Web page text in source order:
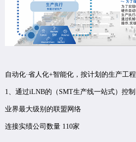
自动化·省人化+智能化，按计划的生产工程
1、通过iLNB的（SMT生产线一站式）控制
业界最大级别的联盟网络
连接实绩公司数量 110家